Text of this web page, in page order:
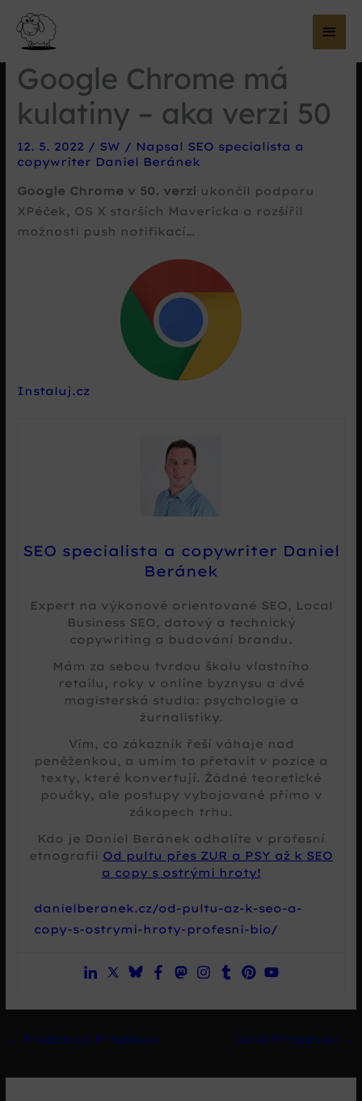
Google Chrome má
kulatiny – aka verzi 50
12. 5. 2022 / SW / Napsal SEO specialista a
copywriter Daniel Beránek
Google Chrome v 50. verzi ukončil podporu
XPéček, OS X starších Mavericka a rozšířil
možnosti push notifikací…
Instaluj.cz
SEO specialista a copywriter Daniel
Beránek
Expert na výkonově orientované SEO, Local
Business SEO, datový a technický
copywriting a budování brandu.
Mám za sebou tvrdou školu vlastního
retailu, roky v online byznysu a dvě
magisterská studia: psychologie a
žurnalistiky.
Vím, co zákazník řeší váhaje nad
peněženkou, a umím to přetavit v pozice a
texty, které konvertují. Žádné teoretické
poučky, ale postupy vybojované přímo v
zákopech trhu.
Kdo je Daniel Beránek odhalíte v profesní
etnografii Od pultu přes ZUR a PSY až k SEO
a copy s ostrými hroty!
danielberanek.cz/od-pultu-az-k-seo-a-
copy-s-ostrymi-hroty-profesni-bio/
← Předchozí Příspěvek Další Příspěvek →